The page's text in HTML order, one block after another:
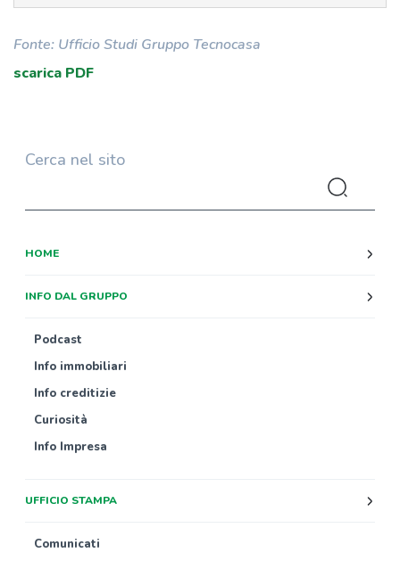
Fonte: Ufficio Studi Gruppo Tecnocasa
scarica PDF
Cerca nel sito
HOME
INFO DAL GRUPPO
Podcast
Info immobiliari
Info creditizie
Curiosità
Info Impresa
UFFICIO STAMPA
Comunicati